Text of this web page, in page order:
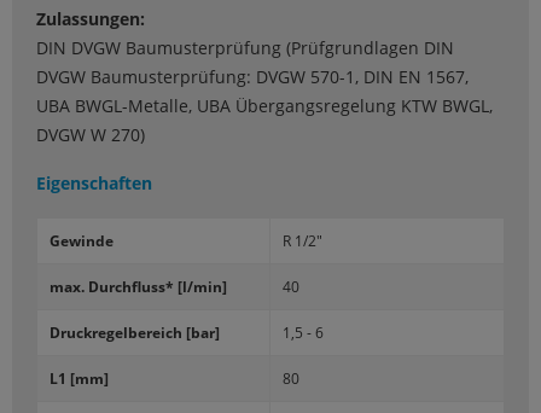
Zulassungen:
DIN DVGW Baumusterprüfung (Prüfgrundlagen DIN
DVGW Baumusterprüfung: DVGW 570-1, DIN EN 1567,
UBA BWGL-Metalle, UBA Übergangsregelung KTW BWGL,
DVGW W 270)
Eigenschaften
Ge­win­de R 1/2"
max. Durch­fluss* [l/min] 40
Druck­re­gel­be­reich [bar] 1,5 - 6
L1 [mm] 80